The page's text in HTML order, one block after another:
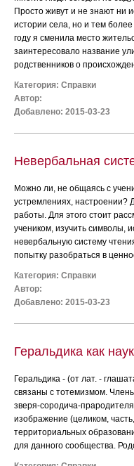
Просто живут и не знают ни
истории села, но и тем
году я сменила место
заинтересовало название
родственников о
Категория: Справки
Автор:
Добавлено: 2015-03-23
Невербальная
Можно ли, не общаясь с
устремлениях, настроении?
работы. Для этого стоит
учеником, изучить символы,
невербальную систему
попытку разобраться в
Категория: Справки
Автор:
Добавлено: 2015-03-23
Геральдика как
Геральдика - (от лат. -
связаны с тотемизмом.
зверя-сородича-
изображение (целиком,
территориальных
для данного сообщества.